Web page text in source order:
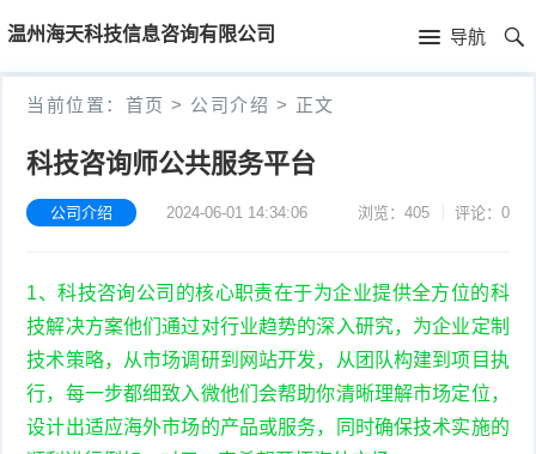
温州海天科技信息咨询有限公司 导航
首
页
首
当前位置： 首页 > 公司介绍 > 正文
科技咨询师公共服务平台
公司介绍 2024-06-01 14:34:06 浏览：405 评论：0
1、科技咨询公司的核心职责在于为企业提供全方位的科
技解决方案他们通过对行业趋势的深入研究，为企业定制
技术策略，从市场调研到网站开发，从团队构建到项目执
行，每一步都细致入微他们会帮助你清晰理解市场定位，
设计出适应海外市场的产品或服务，同时确保技术实施的